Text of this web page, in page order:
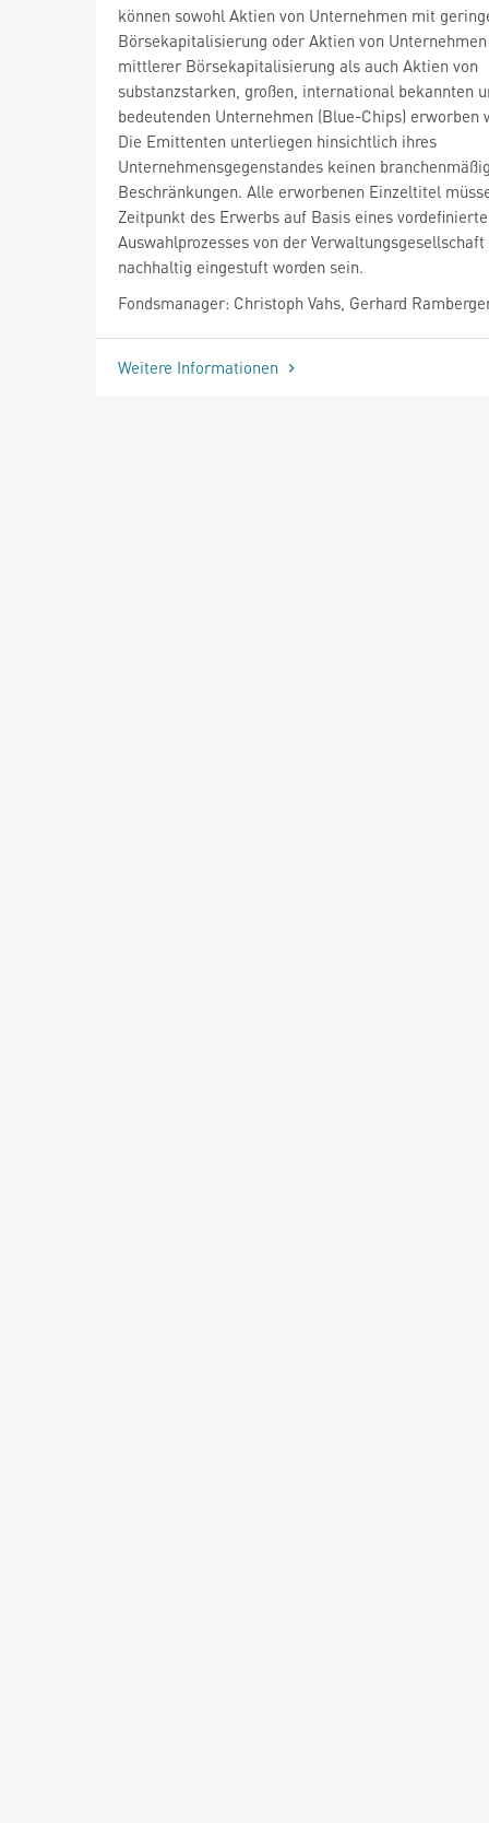
können sowohl Aktien von Unternehmen mit
Börsekapitalisierung oder Aktien von
mittlerer Börsekapitalisierung als auch Aktien von
substanzstarken, großen, international bekannten
bedeutenden Unternehmen (Blue-Chips) erworben
Die Emittenten unterliegen hinsichtlich ihres
Unternehmensgegenstandes keinen
Beschränkungen. Alle erworbenen Einzeltitel
Zeitpunkt des Erwerbs auf Basis eines
Auswahlprozesses von der Verwaltungsgesellschaft
nachhaltig eingestuft worden sein.
Fondsmanager: Christoph Vahs, Gerhard
Weitere Informationen